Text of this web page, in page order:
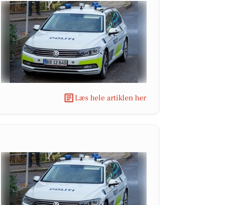
Læs hele artiklen her